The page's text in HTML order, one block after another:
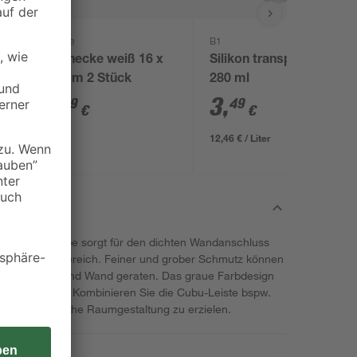
Kosche
Innenecke weiß 16 x
80 mm 2 Stück
49 €
B1
Silikon transparent
280 ml
3,49 €
12,46 € / Liter
Unterlippe sorgt für den dichten Wandanschluss
Wohnbereich. Feiner und grober Schmutz können
Fußboden und Wand geraten. Das graue Farbdesign
Akzent. Kombinieren Sie die Cubu-Leiste bspw.
harmonische Raumgestaltung zu erzielen.